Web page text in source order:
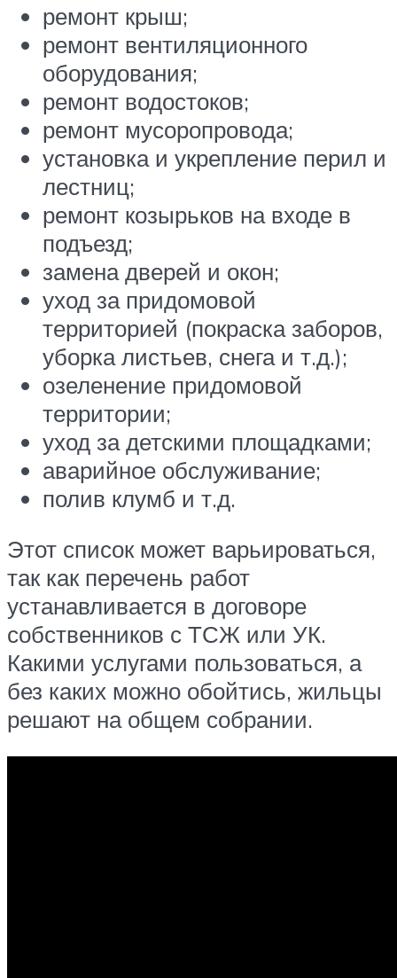
ремонт крыш;
ремонт вентиляционного
оборудования;
ремонт водостоков;
ремонт мусоропровода;
установка и укрепление перил и
лестниц;
ремонт козырьков на входе в
подъезд;
замена дверей и окон;
уход за придомовой
территорией (покраска заборов,
уборка листьев, снега и т.д.);
озеленение придомовой
территории;
уход за детскими площадками;
аварийное обслуживание;
полив клумб и т.д.
Этот список может варьироваться,
так как перечень работ
устанавливается в договоре
собственников с ТСЖ или УК.
Какими услугами пользоваться, а
без каких можно обойтись, жильцы
решают на общем собрании.